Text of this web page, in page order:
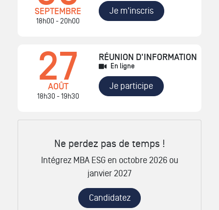
SEPTEMBRE
18h00 - 20h00
Je m'inscris
27
AOÛT
18h30 - 19h30
RÉUNION D'INFORMATION
En ligne
Je participe
Ne perdez pas de temps !
Intégrez MBA ESG en octobre 2026 ou
janvier 2027
Candidatez